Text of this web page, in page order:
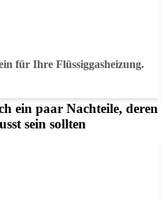
für Ihre Flüssiggasheizung.
ein paar Nachteile, deren
sein sollten